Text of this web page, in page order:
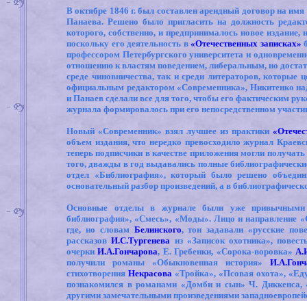
В октябре 1846 г. был составлен арендный договор на
Панаева. Решено было пригласить на должность
которого, собственно, и предпринималось новое
поскольку его деятельность в«Отечественных записках»
профессором Петербургского университета и
отношению к властям поведением, либеральным, но
среде чиновничества, так и среди литераторов,
официальным редактором «Современника», Никитенко
и Панаев сделали все для того, чтобы его фактическим
журнала формировалось при его непосредственном
Новый «Современник» взял лучшее из практики
объем издания, что нередко превосходило журнал
теперь подписчики в качестве приложения могли
того, дважды в год выдавались полные
отдел «Библиография», который было решено
основательный разбор произведений, а в
Основные отделы в журнале были уже привычными
библиография», «Смесь», «Моды». Лицо и направление
где, но словам Белинского, тон задавали «русские
рассказовИ.С.Тургенева из «Записок охотника»,
очеркиИ.А.Гончарова, Е. Гребенки, «Сорока-воровка»
получили романы «Обыкновенная история»
стихотворения Некрасова «Тройка», «Псовая охота»,
познакомился в романами «Домби и сын» Ч.
другими замечательными произведениями